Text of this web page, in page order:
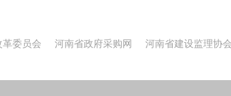
委员会 河南省政府采购网 河南省建设监理协会